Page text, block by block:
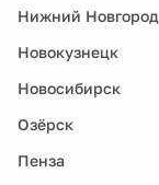
Нижний Новгород
Новокузнецк
Новосибирск
Озёрск
Пенза